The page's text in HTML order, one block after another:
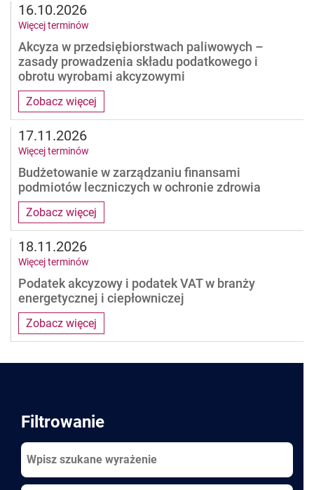
Filtrowanie
Zobacz więcej
Akcyza w przedsiębiorstwach paliwowych –
zasady prowadzenia składu podatkowego i
obrotu wyrobami akcyzowymi
16.10.2026
Więcej terminów
Zobacz więcej
Budżetowanie w zarządzaniu finansami
podmiotów leczniczych w ochronie zdrowia
17.11.2026
Więcej terminów
Zobacz więcej
Podatek akcyzowy i podatek VAT w branży
energetycznej i ciepłowniczej
18.11.2026
Więcej terminów